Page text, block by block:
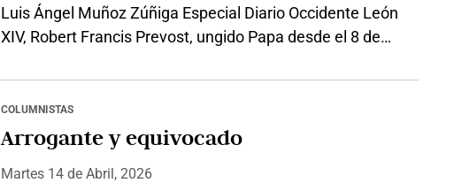
Luis Ángel Muñoz Zúñiga Especial Diario Occidente León
XIV, Robert Francis Prevost, ungido Papa desde el 8 de
Carta Encíclica “Magnifica Humanitas”, cuyo principal
objetivo es la custodia de la persona humana en el
tiempo de la Inteligencia Artificial. La encíclica que
prosigue…
COLUMNISTAS
Arrogante y equivocado
Martes 14deAbril, 2026